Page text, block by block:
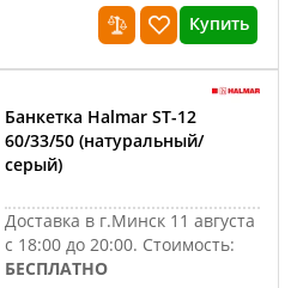
Купить
Банкетка Halmar ST-12
60/33/50 (натуральный/
серый)
Доставка в г.Минск 11 августа
с 18:00 до 20:00. Стоимость:
БЕСПЛАТНО